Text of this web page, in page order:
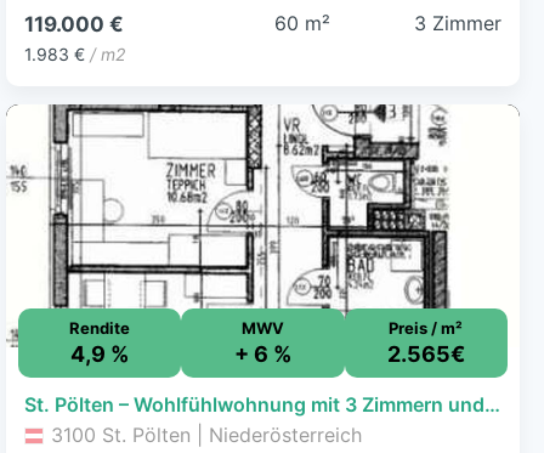
119.000 €
1.983 € / m2
60 m² 3 Zimmer
Rendite
4,9 %
MWV
+ 6 %
Preis / m²
2.565€
St. Pölten – Wohlfühlwohnung mit 3 Zimmern und Balkon
3100 St. Pölten | Niederösterreich